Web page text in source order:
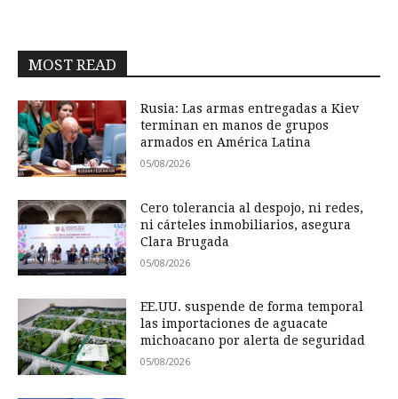
MOST READ
Rusia: Las armas entregadas a Kiev
terminan en manos de grupos
armados en América Latina
05/08/2026
Cero tolerancia al despojo, ni redes,
ni cárteles inmobiliarios, asegura
Clara Brugada
05/08/2026
EE.UU. suspende de forma temporal
las importaciones de aguacate
michoacano por alerta de seguridad
05/08/2026